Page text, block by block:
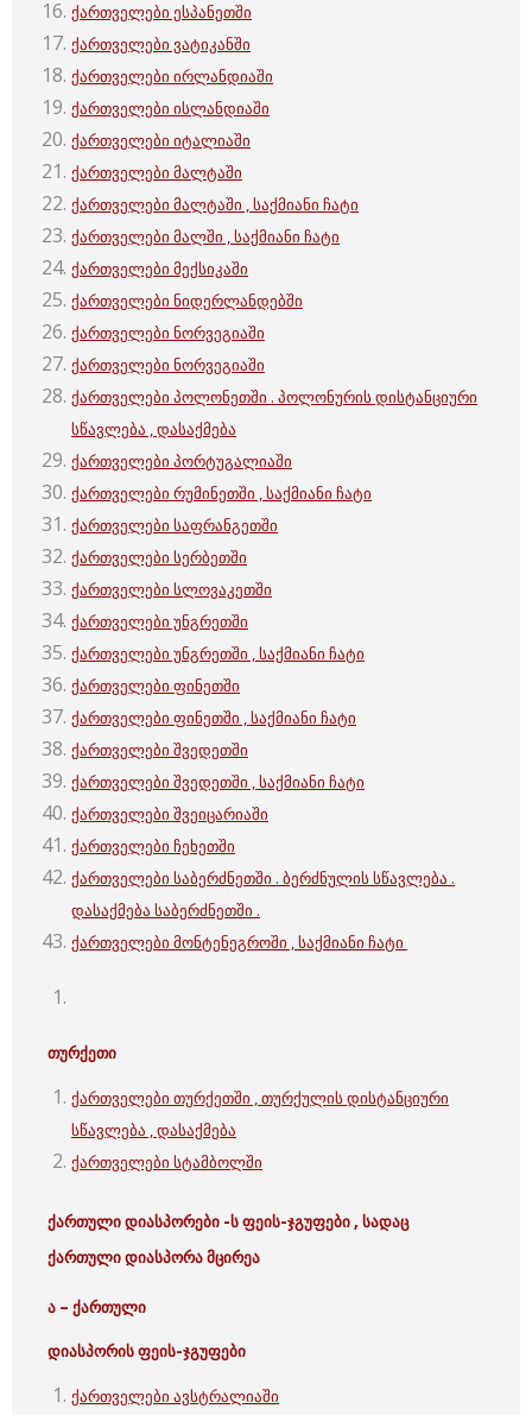
ქართველები ესპანეთში
ქართველები ვატიკანში
ქართველები ირლანდიაში
ქართველები ისლანდიაში
ქართველები იტალიაში
ქართველები მალტაში
ქართველები მალტაში , საქმიანი ჩატი
ქართველები მალში , საქმიანი ჩატი
ქართველები მექსიკაში
ქართველები ნიდერლანდებში
ქართველები ნორვეგიაში
ქართველები ნორვეგიაში
ქართველები პოლონეთში . პოლონურის დისტანციური
სწავლება , დასაქმება
ქართველები პორტუგალიაში
ქართველები რუმინეთში , საქმიანი ჩატი
ქართველები საფრანგეთში
ქართველები სერბეთში
ქართველები სლოვაკეთში
ქართველები უნგრეთში
ქართველები უნგრეთში , საქმიანი ჩატი
ქართველები ფინეთში
ქართველები ფინეთში , საქმიანი ჩატი
ქართველები შვედეთში
ქართველები შვედეთში , საქმიანი ჩატი
ქართველები შვეიცარიაში
ქართველები ჩეხეთში
ქართველები საბერძნეთში . ბერძნულის სწავლება .
დასაქმება საბერძნეთში .
ქართველები მონტენეგროში , საქმიანი ჩატი
თურქეთი
ქართველები თურქეთში , თურქულის დისტანციური
სწავლება , დასაქმება
ქართველები სტამბოლში
ქართული დიასპორები -ს ფეის-ჯგუფები , სადაც
ქართული დიასპორა მცირეა
ა – ქართული
დიასპორის ფეის-ჯგუფები
ქართველები ავსტრალიაში